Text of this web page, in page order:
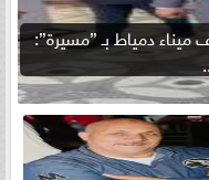
دمياط بـ ”مسيرة”: